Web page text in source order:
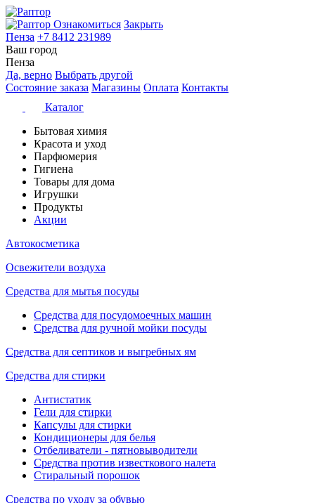
Ознакомиться Закрыть
Пенза +7 8412 231989
Ваш город
Пенза
Да, верно Выбрать другой
Состояние заказа Магазины Оплата Контакты
Каталог
Бытовая химия
Красота и уход
Парфюмерия
Гигиена
Товары для дома
Игрушки
Продукты
Акции
Автокосметика
Освежители воздуха
Средства для мытья посуды
Средства для посудомоечных машин
Средства для ручной мойки посуды
Средства для септиков и выгребных ям
Средства для стирки
Антистатик
Гели для стирки
Капсулы для стирки
Кондиционеры для белья
Отбеливатели - пятновыводители
Средства против известкового налета
Стиральный порошок
Средства по уходу за обувью